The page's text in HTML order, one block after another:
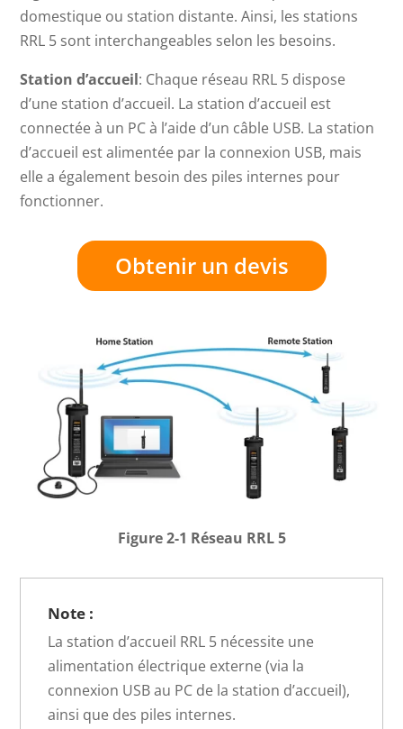
domestique ou station distante. Ainsi, les stations
RRL 5 sont interchangeables selon les besoins.
Station d’accueil: Chaque réseau RRL 5 dispose
d’une station d’accueil. La station d’accueil est
connectée à un PC à l’aide d’un câble USB. La station
d’accueil est alimentée par la connexion USB, mais
elle a également besoin des piles internes pour
fonctionner.
Obtenir un devis
Figure 2-1 Réseau RRL 5
Note :
La station d’accueil RRL 5 nécessite une
alimentation électrique externe (via la
connexion USB au PC de la station d’accueil),
ainsi que des piles internes.